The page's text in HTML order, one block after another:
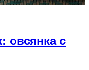
овсянка с